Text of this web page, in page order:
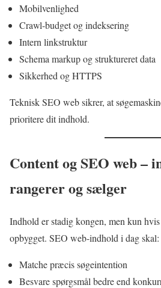
Mobilvenlighed
Crawl-budget og indeksering
Intern linkstruktur
Schema markup og struktureret data
Sikkerhed og HTTPS
Teknisk SEO web sikrer, at
prioritere dit indhold.
Content og SEO web –
rangerer og sælger
Indhold er stadig kongen, men kun
opbygget. SEO web-indhold i dag skal:
Matche præcis søgeintention
Besvare spørgsmål bedre end